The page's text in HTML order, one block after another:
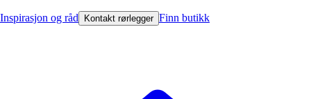
Inspirasjon og råd Kontakt rørlegger Finn butikk